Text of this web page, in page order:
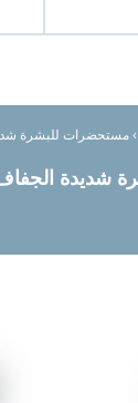
› مستحضرات للبشرة
شديدة